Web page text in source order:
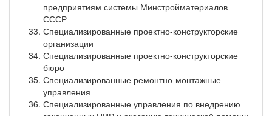
предприятиям системы Минстройматериалов
СССР
Специализированные проектно-конструкторские
организации
Специализированные проектно-конструкторские
бюро
Специализированные ремонтно-монтажные
управления
Специализированные управления по внедрению